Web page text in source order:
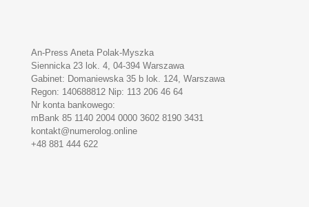
An-Press Aneta Polak-Myszka
Siennicka 23 lok. 4, 04-394 Warszawa
Gabinet: Domaniewska 35 b lok. 124, Warszawa
Regon: 140688812 Nip: 113 206 46 64
Nr konta bankowego:
mBank 85 1140 2004 0000 3602 8190 3431
kontakt@numerolog.online
+48 881 444 622